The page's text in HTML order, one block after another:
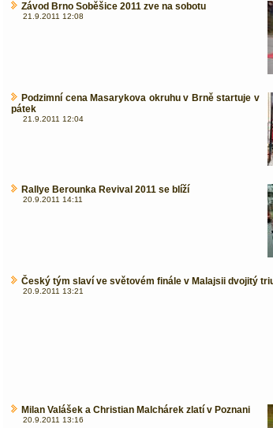
Závod Brno Soběšice 2011 zve na sobotu
21.9.2011 12:08
Podzimní cena Masarykova okruhu v Brně startuje v
pátek
21.9.2011 12:04
Rallye Berounka Revival 2011 se blíží
20.9.2011 14:11
Český tým slaví ve světovém finále v Malajsii dvojitý
20.9.2011 13:21
Milan Valášek a Christian Malchárek zlatí v Poznani
20.9.2011 13:16